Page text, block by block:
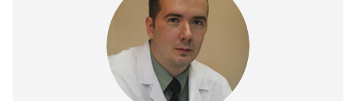
Функциональная диагностика